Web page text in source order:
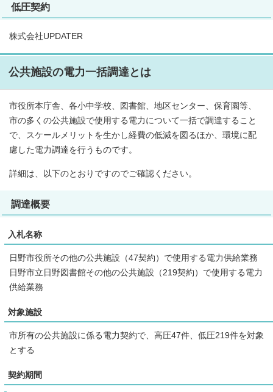
低圧契約
株式会社UPDATER
公共施設の電力一括調達とは
市役所本庁舎、各小中学校、図書館、地区センター、保育園等、
市の多くの公共施設で使用する電力について一括で調達すること
で、スケールメリットを生かし経費の低減を図るほか、環境に配
慮した電力調達を行うものです。
詳細は、以下のとおりですのでご確認ください。
調達概要
入札名称
日野市役所その他の公共施設（47契約）で使用する電力供給業務
日野市立日野図書館その他の公共施設（219契約）で使用する電力
供給業務
対象施設
市所有の公共施設に係る電力契約で、高圧47件、低圧219件を対象
とする
契約期間